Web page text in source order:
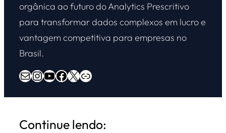
orgânica ao futuro do Analytics Prescritivo
para transformar dados complexos em lucro e
vantagem competitiva para empresas no
Brasil.
E-mail InstagramYoutube Facebook X Overdrive Marketing
Continue lendo: